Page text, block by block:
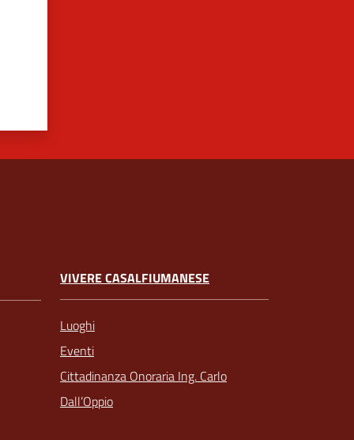
VIVERE CASALFIUMANESE
Luoghi
Eventi
Cittadinanza Onoraria Ing. Carlo
Dall’Oppio